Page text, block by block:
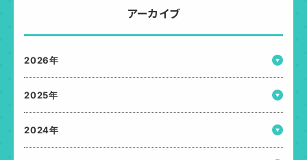
アーカイブ
2026年
2025年
2024年